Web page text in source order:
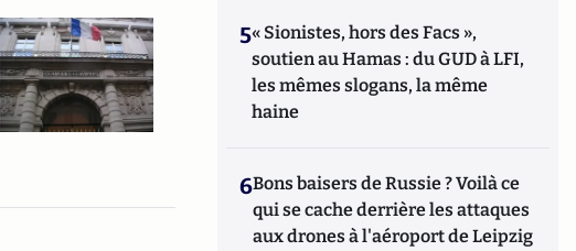
5« Sionistes, hors des Facs »,
soutien au Hamas : du GUD à LFI,
les mêmes slogans, la même
haine
6Bons baisers de Russie ? Voilà ce
qui se cache derrière les attaques
aux drones à l'aéroport de Leipzig